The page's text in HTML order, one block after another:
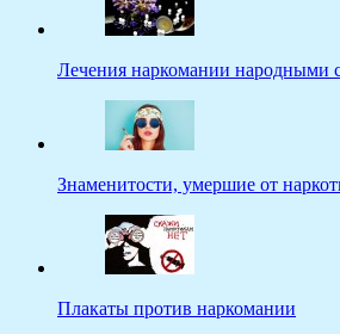
Лечения наркомании народными
Знаменитости, умершие от
Плакаты против наркомании